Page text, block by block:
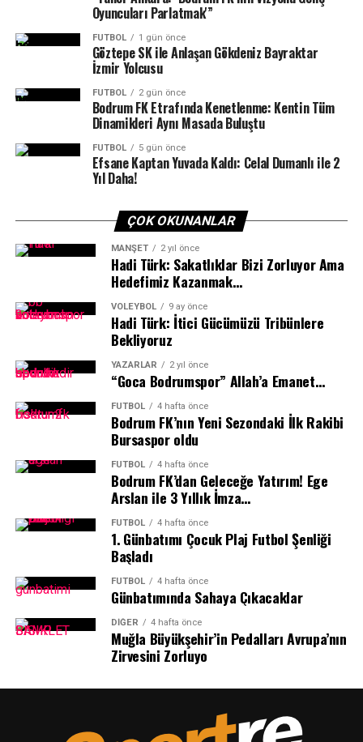
Sportre Dergisi’nin düzenlediği ödül töreni gecesine;
Bodrum Kaymakamı Ali Sırmalı, Bodrum Belediye
Başkanı Tamer Mandalinci, Gençlik Spor Bodrum İlçe
Müdürü Oktay Dumruk, Milli Eğitim Bodrum İlçe Müdürü
Aslan Korkmaz, Muğla Büyükşehir Belediyesi Gençlik ve
İlçe Başkanı Seha Ergene, MHP İlçe Başkanı Engin
Galipoğlu, Bodrum Belediyesi meclis üyeleri, sponsorlar,
siyaset ve iş dünyası temsilcileri ve spor dünyasının
önde gelen isimleri katıldı.
Ezgi Başıtek’in koordinatörlüğünü ve sunuculuğunu
yaptığı gece, Sportre Dergisi Genel Yayın Yönetmeni
Abdulkadir Sevindik’in konuşmasıyla başladı.
Oyuncuları Parlatmak'”
FUTBOL 1 gün önce
Göztepe SK ile Anlaşan Gökdeniz Bayraktar
İzmir Yolcusu
FUTBOL 2 gün önce
Bodrum FK Etrafında Kenetlenme: Kentin Tüm
Dinamikleri Aynı Masada Buluştu
FUTBOL 5 gün önce
Efsane Kaptan Yuvada Kaldı: Celal Dumanlı ile 2
Yıl Daha!
ÇOK OKUNANLAR
MANŞET 2 yıl önce
Hadi Türk: Sakatlıklar Bizi Zorluyor Ama
Hedefimiz Kazanmak…
VOLEYBOL 9 ay önce
Hadi Türk: İtici Gücümüzü Tribünlere
Bekliyoruz
YAZARLAR 2 yıl önce
“Goca Bodrumspor” Allah’a Emanet…
FUTBOL 4 hafta önce
Bodrum FK’nın Yeni Sezondaki İlk Rakibi
Bursaspor oldu
FUTBOL 4 hafta önce
Bodrum FK’dan Geleceğe Yatırım! Ege
Arslan ile 3 Yıllık İmza…
FUTBOL 4 hafta önce
1.⁠ ⁠Günbatımı Çocuk Plaj Futbol Şenliği
Başladı
FUTBOL 4 hafta önce
Günbatımında Sahaya Çıkacaklar
DIĞER 4 hafta önce
Muğla Büyükşehir’in Pedalları Avrupa’nın
Zirvesini Zorluyo